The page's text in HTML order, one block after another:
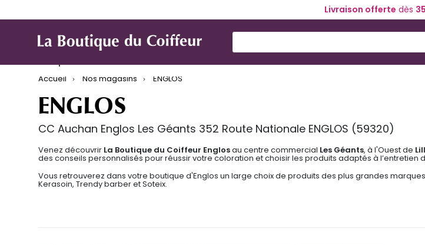
Livraison offerte dès
Marques Produit de coiffure Matériel de coiffure
Accueil
Nos magasins ENGLOS
ENGLOS
CC Auchan Englos Les Géants 352 Route Nationale ENGLOS (59320)
Venez découvrir La Boutique du Coiffeur Englosau centre commercial Les Géants, à l'Ouest de
des conseils personnalisés pour réussir votre coloration et choisir les produits adaptés à l’entretien
Vous retrouverez dans votre boutique d'Englos un large choix de produits des plus grandes
Kerasoin, Trendy barber et Soteix.